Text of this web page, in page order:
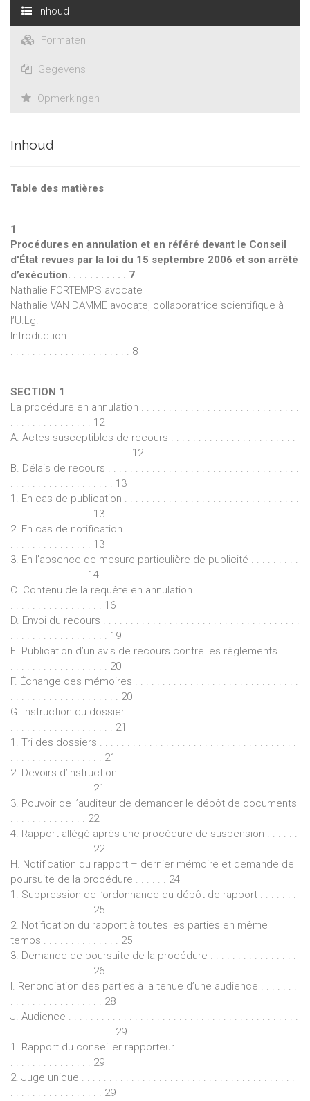
Inhoud
Formaten
Gegevens
Opmerkingen
Inhoud
Table des matières
1
Procédures en annulation et en référé devant le Conseil
d'État revues par la loi du 15 septembre 2006 et son arrêté
d’exécution. . . . . . . . . . . 7
Nathalie FORTEMPS avocate
Nathalie VAN DAMME avocate, collaboratrice scientifique à
l’U.Lg.
Introduction . . . . . . . . . . . . . . . . . . . . . . . . . . . . . . . . . . . . . . . . . .
. . . . . . . . . . . . . . . . . . . . . . 8
SECTION 1
La procédure en annulation . . . . . . . . . . . . . . . . . . . . . . . . . . . . .
. . . . . . . . . . . . . . . 12
A. Actes susceptibles de recours . . . . . . . . . . . . . . . . . . . . . . .
. . . . . . . . . . . . . . . . . . . . . . 12
B. Délais de recours . . . . . . . . . . . . . . . . . . . . . . . . . . . . . . . . . . .
. . . . . . . . . . . . . . . . . . . 13
1. En cas de publication . . . . . . . . . . . . . . . . . . . . . . . . . . . . . . . .
. . . . . . . . . . . . . . . 13
2. En cas de notification . . . . . . . . . . . . . . . . . . . . . . . . . . . . . . . .
. . . . . . . . . . . . . . . 13
3. En l’absence de mesure particulière de publicité . . . . . . . . .
. . . . . . . . . . . . . . 14
C. Contenu de la requête en annulation . . . . . . . . . . . . . . . . . . .
. . . . . . . . . . . . . . . . . 16
D. Envoi du recours . . . . . . . . . . . . . . . . . . . . . . . . . . . . . . . . . . . .
. . . . . . . . . . . . . . . . . . 19
E. Publication d’un avis de recours contre les règlements . . . .
. . . . . . . . . . . . . . . . . . 20
F. Échange des mémoires . . . . . . . . . . . . . . . . . . . . . . . . . . . . . .
. . . . . . . . . . . . . . . . . . . . 20
G. Instruction du dossier . . . . . . . . . . . . . . . . . . . . . . . . . . . . . . .
. . . . . . . . . . . . . . . . . . . 21
1. Tri des dossiers . . . . . . . . . . . . . . . . . . . . . . . . . . . . . . . . . . . .
. . . . . . . . . . . . . . . . . 21
2. Devoirs d’instruction . . . . . . . . . . . . . . . . . . . . . . . . . . . . . . . . .
. . . . . . . . . . . . . . . 21
3. Pouvoir de l’auditeur de demander le dépôt de documents
. . . . . . . . . . . . . . 22
4. Rapport allégé après une procédure de suspension . . . . . .
. . . . . . . . . . . . . . . 22
H. Notification du rapport – dernier mémoire et demande de
poursuite de la procédure . . . . . . 24
1. Suppression de l’ordonnance du dépôt de rapport . . . . . . .
. . . . . . . . . . . . . . . 25
2. Notification du rapport à toutes les parties en même
temps . . . . . . . . . . . . . . 25
3. Demande de poursuite de la procédure . . . . . . . . . . . . . . . .
. . . . . . . . . . . . . . . 26
I. Renonciation des parties à la tenue d’une audience . . . . . . .
. . . . . . . . . . . . . . . . . 28
J. Audience . . . . . . . . . . . . . . . . . . . . . . . . . . . . . . . . . . . . . . . . . .
. . . . . . . . . . . . . . . . . . . 29
1. Rapport du conseiller rapporteur . . . . . . . . . . . . . . . . . . . . . .
. . . . . . . . . . . . . . . 29
2. Juge unique . . . . . . . . . . . . . . . . . . . . . . . . . . . . . . . . . . . . . . .
. . . . . . . . . . . . . . . . . 29